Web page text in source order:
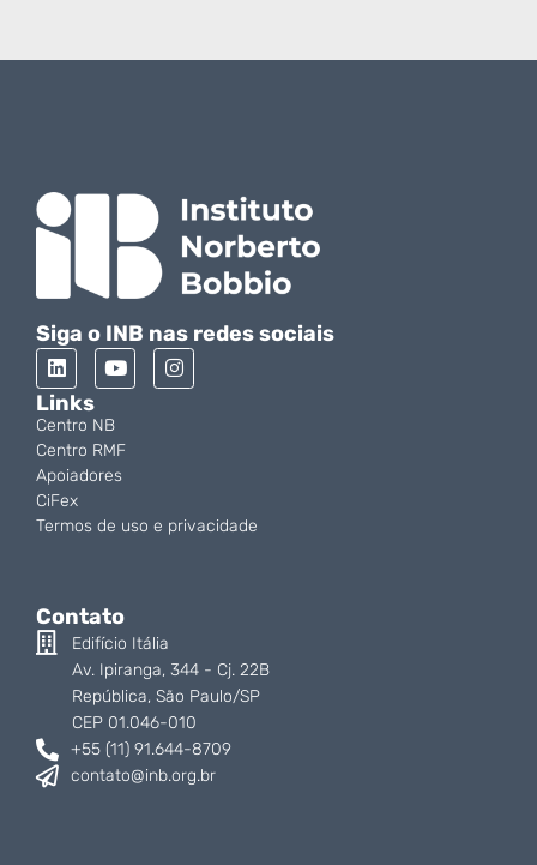
Siga o INB nas redes sociais
Links
Centro NB
Centro RMF
Apoiadores
CiFex
Termos de uso e privacidade
Contato
Edifício Itália
Av. Ipiranga, 344 - Cj. 22B
República, São Paulo/SP
CEP 01.046-010
+55 (11) 91.644-8709
contato@inb.org.br